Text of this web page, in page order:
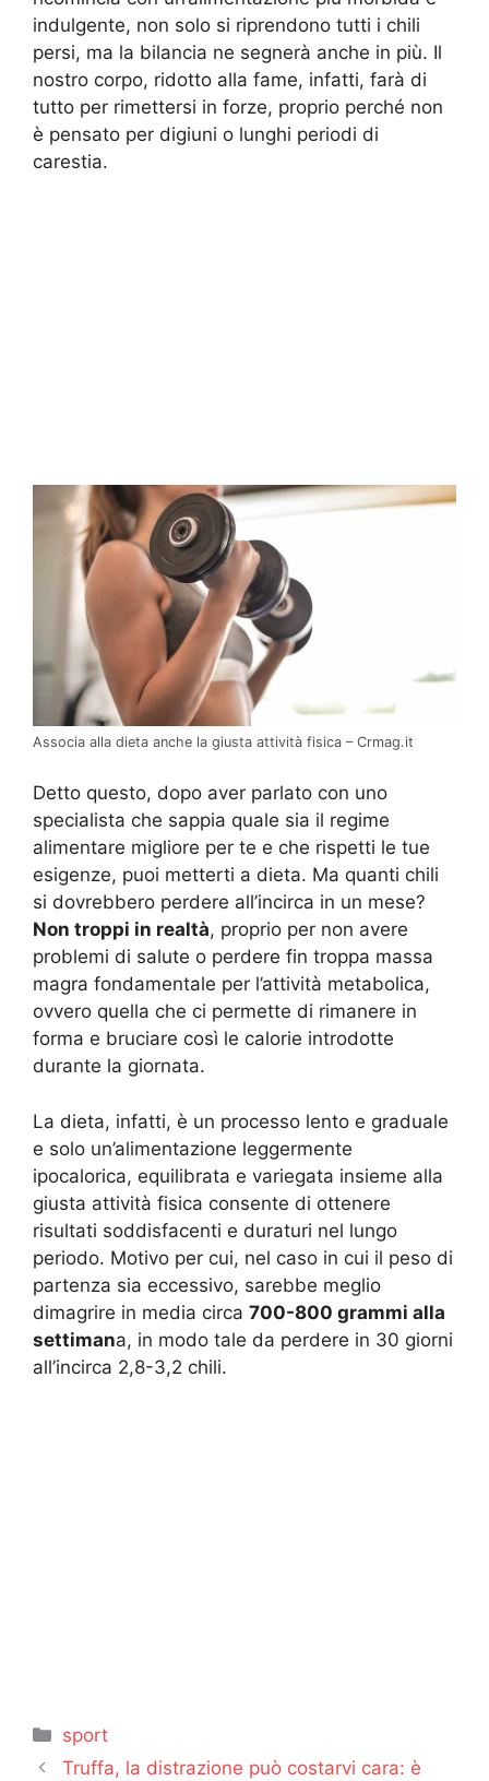
indulgente, non solo si riprendono tutti i chili
persi, ma la bilancia ne segnerà anche in più. Il
nostro corpo, ridotto alla fame, infatti, farà di
tutto per rimettersi in forze, proprio perché non
è pensato per digiuni o lunghi periodi di
carestia.
Associa alla dieta anche la giusta attività fisica – Crmag.it
Detto questo, dopo aver parlato con uno
specialista che sappia quale sia il regime
alimentare migliore per te e che rispetti le tue
esigenze, puoi metterti a dieta. Ma quanti chili
si dovrebbero perdere all’incirca in un mese?
Non troppi in realtà, proprio per non avere
problemi di salute o perdere fin troppa massa
magra fondamentale per l’attività metabolica,
ovvero quella che ci permette di rimanere in
forma e bruciare così le calorie introdotte
durante la giornata.
La dieta, infatti, è un processo lento e graduale
e solo un’alimentazione leggermente
ipocalorica, equilibrata e variegata insieme alla
giusta attività fisica consente di ottenere
risultati soddisfacenti e duraturi nel lungo
periodo. Motivo per cui, nel caso in cui il peso di
partenza sia eccessivo, sarebbe meglio
dimagrire in media circa 700-800 grammi alla
settimana, in modo tale da perdere in 30 giorni
all’incirca 2,8-3,2 chili.
Categorie
sport
Truffa, la distrazione può costarvi cara: è